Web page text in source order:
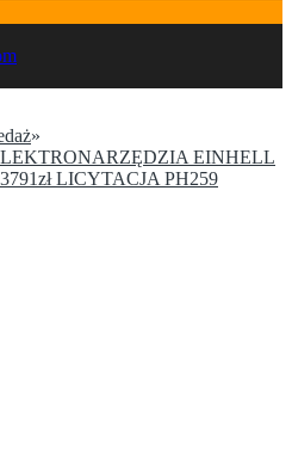
»
EINHELL
LICYTACJA PH259